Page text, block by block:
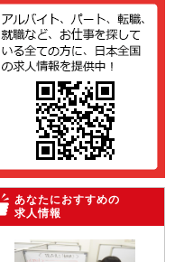
あなたにおすすめの
求人情報